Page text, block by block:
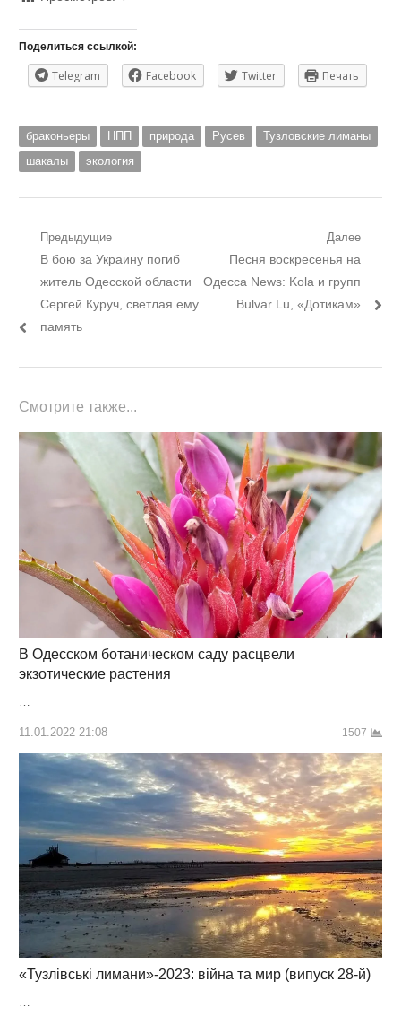
Поделиться ссылкой:
Telegram Facebook Twitter Печать
браконьеры НПП природа Русев
Тузловские лиманы
шакалы
экология
Навигация
по
записям
Предыдущие
Предыдущий
пост:
В бою за Украину погиб
житель Одесской области
Сергей Куруч, светлая ему
память
Далее
Следующий
пост:
Песня воскресенья на
Одесса News: Kola и групп
Bulvar Lu, «Дотикам»
Смотрите также...
В Одесском ботаническом саду расцвели
экзотические растения
11.01.2022 21:08 1507
«Тузлівські лимани»-2023: війна та мир (випуск 28-й)
…